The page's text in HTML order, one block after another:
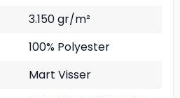
3.150 gr/m²
100% Polyester
Mart Visser